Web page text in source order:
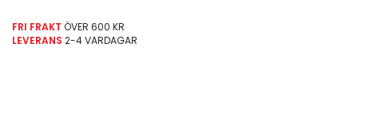
FRI FRAKT ÖVER 600 KR
LEVERANS 2-4 VARDAGAR